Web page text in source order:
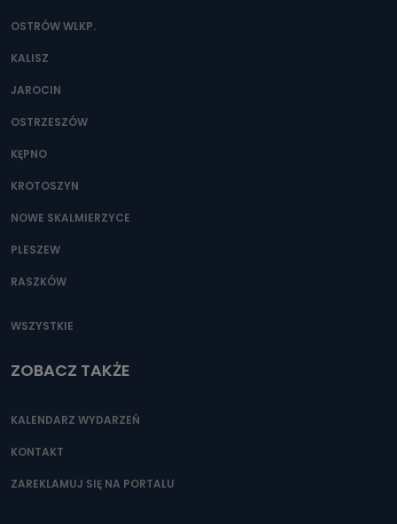
OSTRÓW WLKP.
KALISZ
JAROCIN
OSTRZESZÓW
KĘPNO
KROTOSZYN
NOWE SKALMIERZYCE
PLESZEW
RASZKÓW
WSZYSTKIE
ZOBACZ TAKŻE
KALENDARZ WYDARZEŃ
KONTAKT
ZAREKLAMUJ SIĘ NA PORTALU